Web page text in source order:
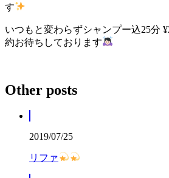
す
いつもと変わらずシャンプー込25分
約お待ちしております
Other posts
2019/07/25
リファ